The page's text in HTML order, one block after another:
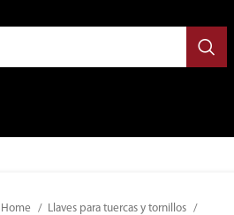
Home
Llaves para tuercas y tornillos